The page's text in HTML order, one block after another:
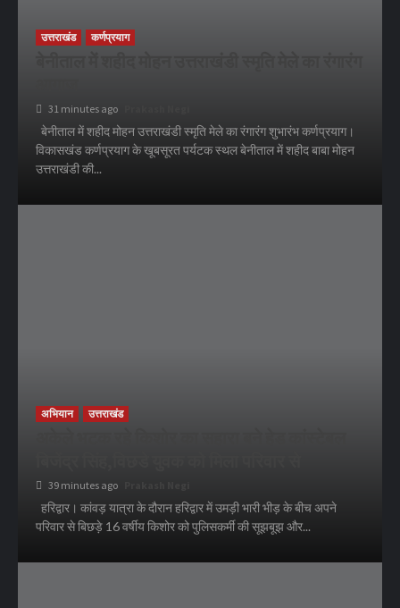
उत्तराखंड कर्णप्रयाग
31 minutes ago
बेनीताल में शहीद मोहन उत्तराखंडी स्मृति मेले का रंगारंग शुभारंभ कर्णप्रयाग।
विकासखंड कर्णप्रयाग के खूबसूरत पर्यटक स्थल बेनीताल में शहीद बाबा मोहन
उत्तराखंडी की...
अभियान उत्तराखंड
39 minutes ago
हरिद्वार। कांवड़ यात्रा के दौरान हरिद्वार में उमड़ी भारी भीड़ के बीच अपने
परिवार से बिछड़े 16 वर्षीय किशोर को पुलिसकर्मी की सूझबूझ और...